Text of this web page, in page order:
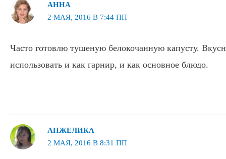
АННА
2 МАЯ, 2016 В 7:44 ПП
Часто готовлю тушеную белокочанную капусту.
использовать и как гарнир, и как основное блюдо.
АНЖЕЛИКА
2 МАЯ, 2016 В 8:31 ПП